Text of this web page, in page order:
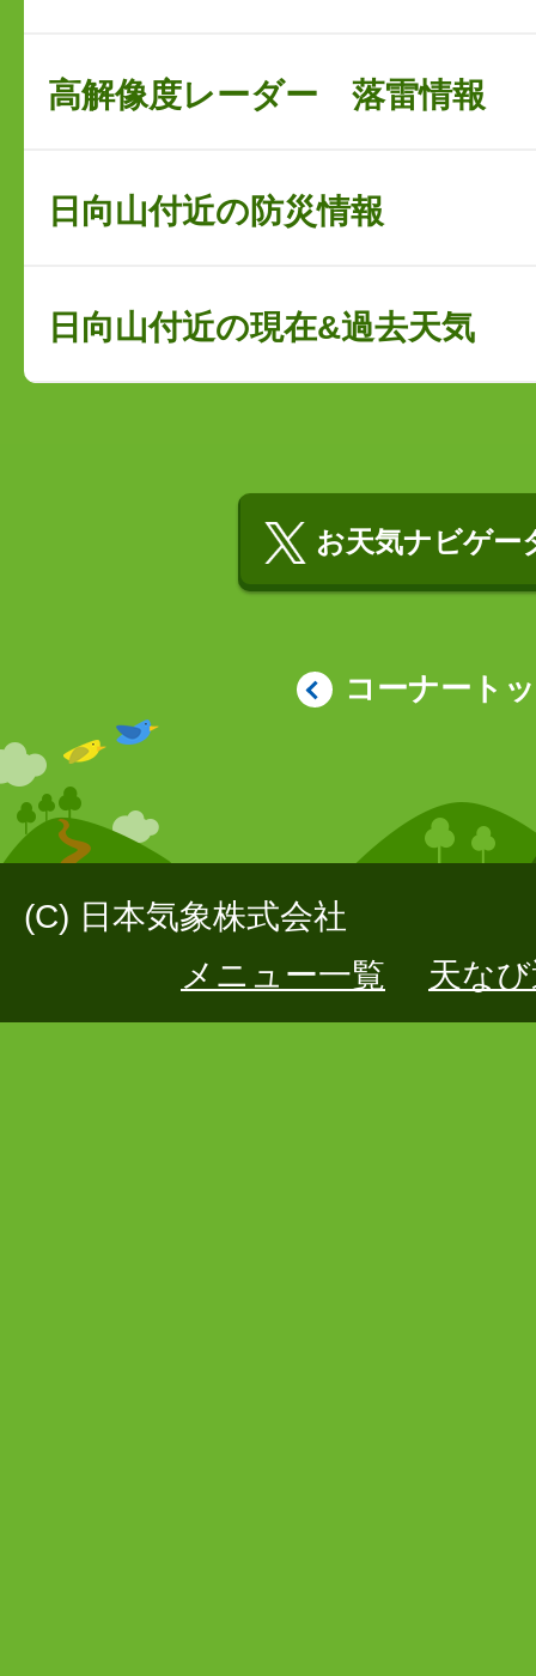
高解像度レーダー 落雷情報
日向山付近の防災情報
日向山付近の現在&過去天気
お天気ナビゲー
コーナート
(C) 日本気象株式会社
メニュー一覧
天な